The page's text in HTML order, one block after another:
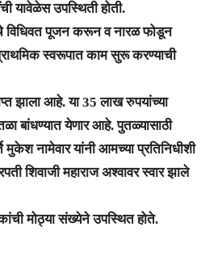
यावेळेस उपस्थिती होती.
विधिवत पूजन करून व नारळ फोडून
स्वरूपात काम सुरू करण्याची
झाला आहे. या 35 लाख रुपयांच्या
बांधण्यात येणार आहे. पुतळ्यासाठी
नामेवार यांनी आमच्या प्रतिनिधीशी
शिवाजी महाराज अश्वावर स्वार झाले
मोठ्या संख्येने उपस्थित होते.